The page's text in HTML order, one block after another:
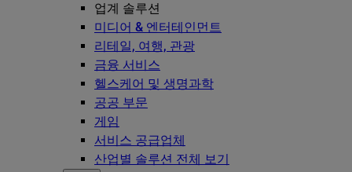
업계 솔루션
미디어 & 엔터테인먼트
리테일, 여행, 관광
금융 서비스
헬스케어 및 생명과학
공공 부문
게임
서비스 공급업체
산업별 솔루션 전체 보기